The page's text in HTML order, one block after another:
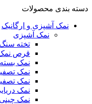
دسته بندی محصولات
نمک آشپزی و ارگانیک
نمک آشپزی
تخته
قرص
نمک
نمک
نمک
نمک
نمک